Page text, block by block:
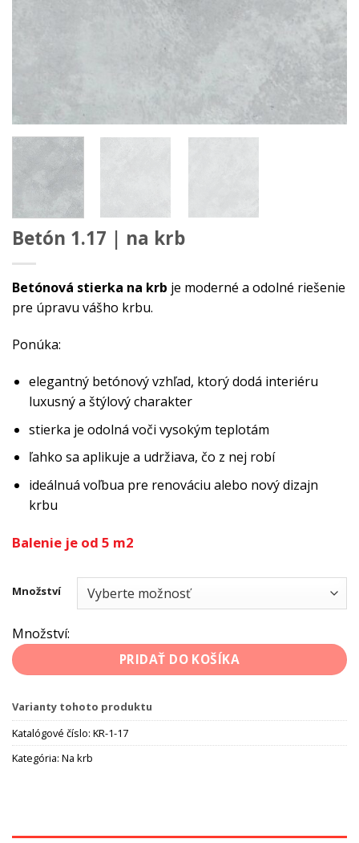
Betón 1.17 | na krb
Betónová stierka na krb je moderné a odolné riešenie
pre úpravu vášho krbu.
Ponúka:
elegantný betónový vzhľad, ktorý dodá interiéru
luxusný a štýlový charakter
stierka je odolná voči vysokým teplotám
ľahko sa aplikuje a udržiava, čo z nej robí
ideálnuá voľbua pre renováciu alebo nový dizajn
krbu
Balenie je od 5 m2
Množství
Množství:
PRIDAŤ DO KOŠÍKA
Varianty tohoto produktu
Katalógové číslo: KR-1-17
Kategória: Na krb